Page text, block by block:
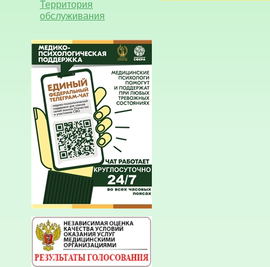
Территория
обслуживания